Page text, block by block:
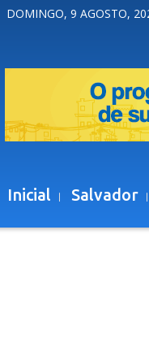
DOMINGO, 9 AGOSTO,
Inicial Salvador